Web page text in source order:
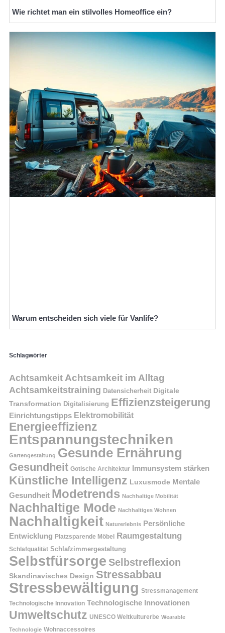
Wie richtet man ein stilvolles Homeoffice ein?
Warum entscheiden sich viele für Vanlife?
Schlagwörter
Achtsamkeit Achtsamkeit im Alltag
Achtsamkeitstraining Datensicherheit Digitale
Transformation Digitalisierung Effizienzsteigerung
Einrichtungstipps Elektromobilität
Energieeffizienz
Entspannungstechniken
Gartengestaltung Gesunde Ernährung
Gesundheit Gotische Architektur Immunsystem stärken
Künstliche Intelligenz Luxusmode Mentale
Gesundheit Modetrends Nachhaltige Mobilität
Nachhaltige Mode Nachhaltiges Wohnen
Nachhaltigkeit Naturerlebnis Persönliche
Entwicklung Platzsparende Möbel Raumgestaltung
Schlafqualität Schlafzimmergestaltung
Selbstfürsorge Selbstreflexion
Skandinavisches Design Stressabbau
Stressbewältigung Stressmanagement
Technologische Innovation Technologische Innovationen
Umweltschutz UNESCO Weltkulturerbe Wearable
Technologie Wohnaccessoires